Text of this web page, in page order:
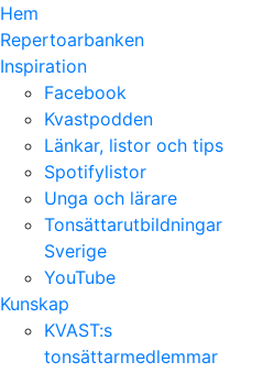
Hem
Repertoarbanken
Inspiration
Facebook
Kvastpodden
Länkar, listor och tips
Spotifylistor
Unga och lärare
Tonsättarutbildningar
Sverige
YouTube
Kunskap
KVAST:s
tonsättarmedlemmar